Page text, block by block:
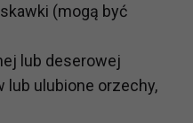
(mogą być
lub deserowej
lub ulubione orzechy,